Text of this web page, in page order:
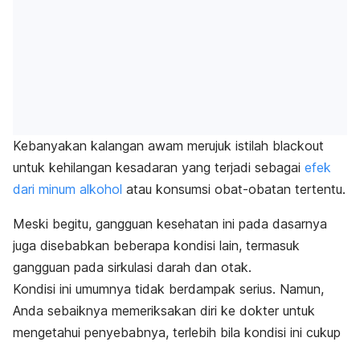
Kebanyakan kalangan awam merujuk istilah blackout
untuk kehilangan kesadaran yang terjadi sebagai efek
dari minum alkohol atau konsumsi obat-obatan tertentu.
Meski begitu, gangguan kesehatan ini pada dasarnya
juga disebabkan beberapa kondisi lain, termasuk
gangguan pada sirkulasi darah dan otak.
Kondisi ini umumnya tidak berdampak serius. Namun,
Anda sebaiknya memeriksakan diri ke dokter untuk
mengetahui penyebabnya, terlebih bila kondisi ini cukup